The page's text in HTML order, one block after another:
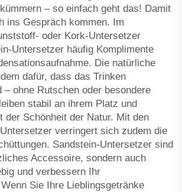
– so einfach geht das! Damit
ins Gespräch kommen. Im
oder Kork-Untersetzer
Untersetzer häufig Komplimente
Die natürliche
dafür, dass das Trinken
– ohne Rutschen oder besondere
stabil an ihrem Platz und
der Schönheit der Natur. Mit den
verringert sich zudem die
Sandstein-Untersetzer sind
Accessoire, sondern auch
und verbessern Ihr
Sie Ihre Lieblingsgetränke